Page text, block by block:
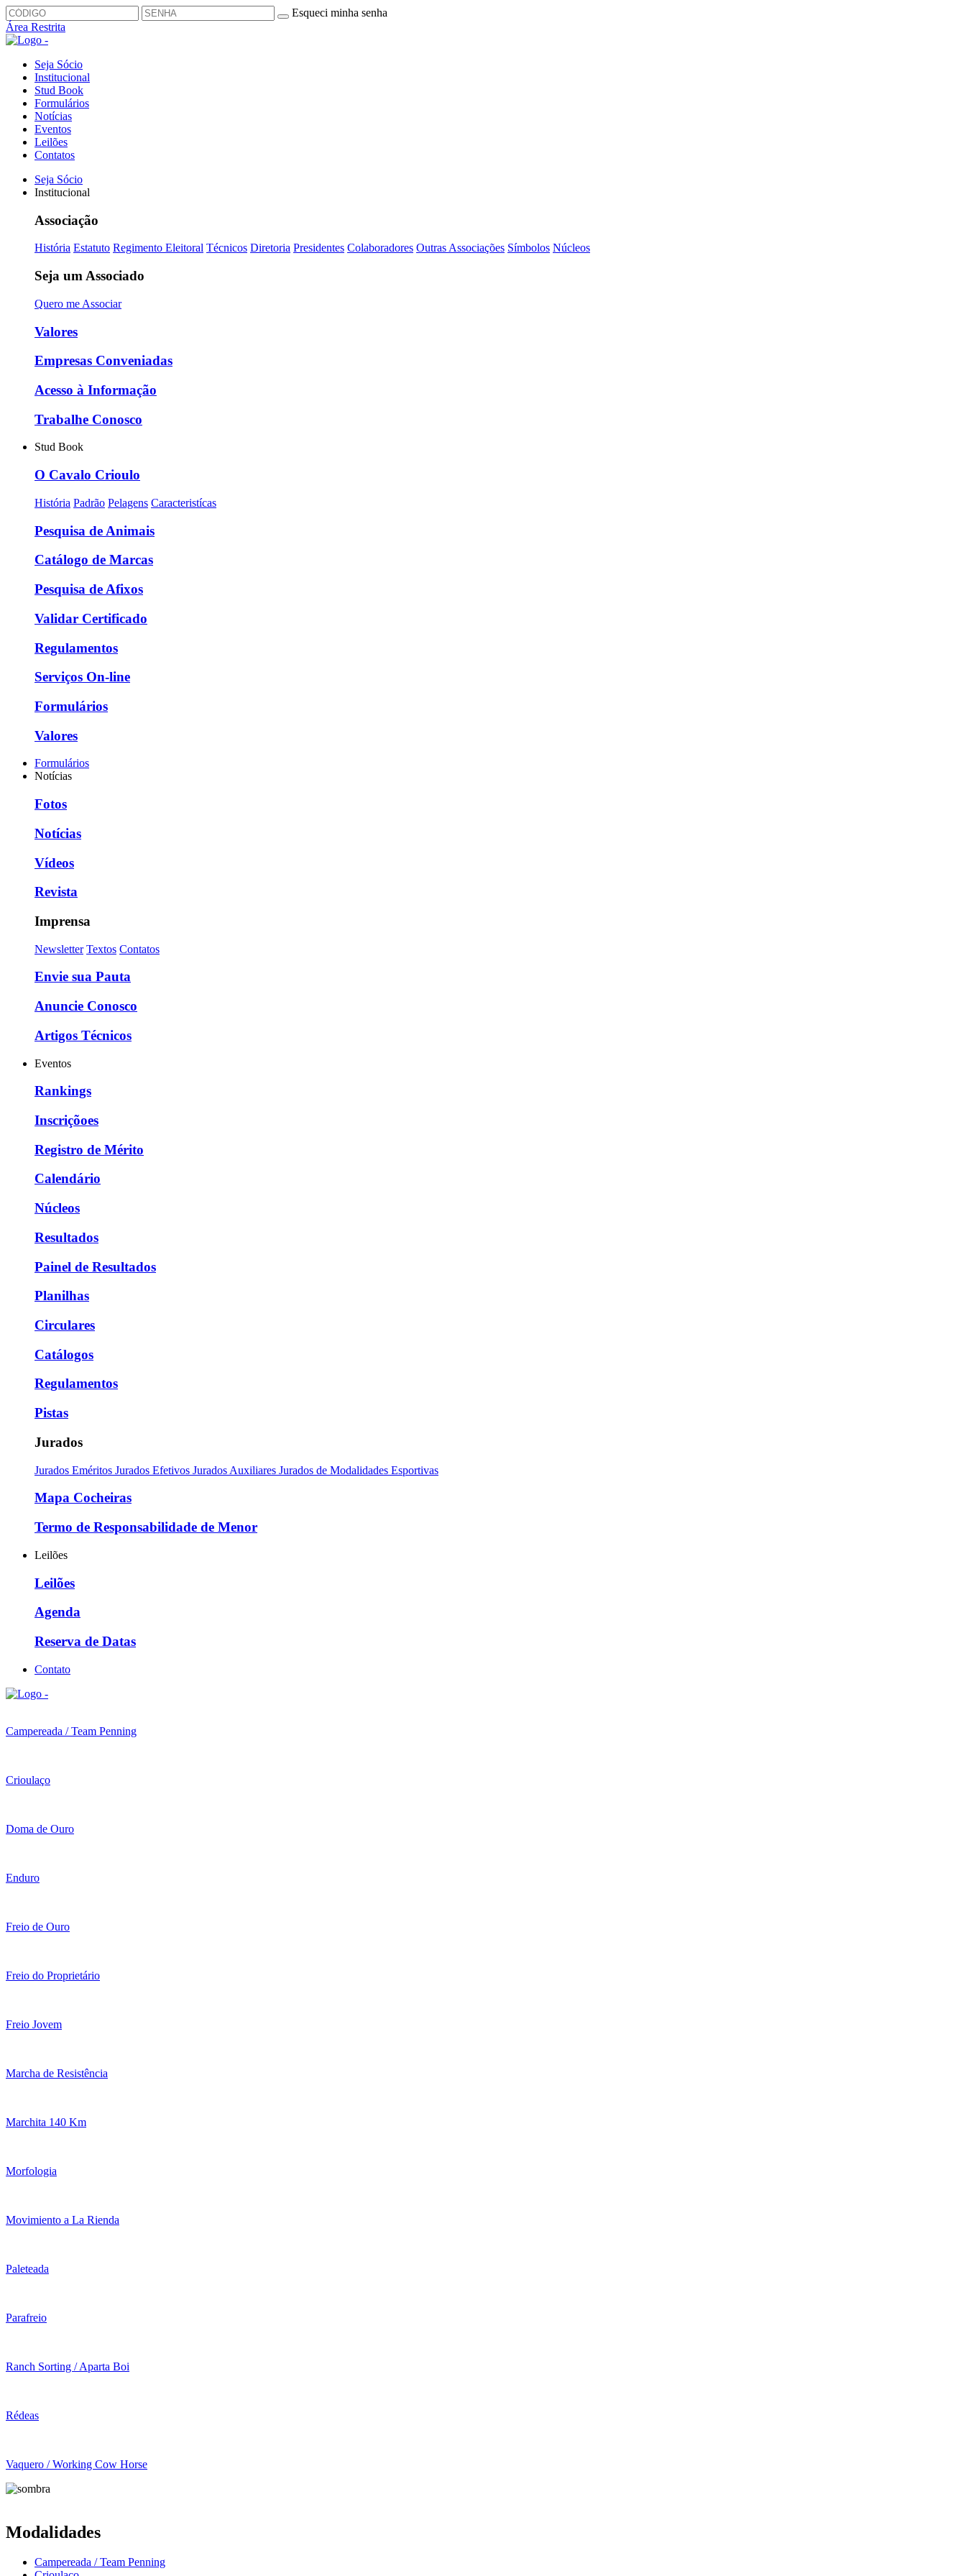
Esqueci minha senha
Área Restrita
Seja Sócio
Institucional
Stud Book
Formulários
Notícias
Eventos
Leilões
Contatos
Seja Sócio
Institucional
Associação
História Estatuto Regimento Eleitoral Técnicos Diretoria Presidentes Colaboradores Outras Associações Símbolos Núcleos
Seja um Associado
Quero me Associar
Valores
Empresas Conveniadas
Acesso à Informação
Trabalhe Conosco
Stud Book
O Cavalo Crioulo
História Padrão Pelagens Caracteristícas
Pesquisa de Animais
Catálogo de Marcas
Pesquisa de Afixos
Validar Certificado
Regulamentos
Serviços On-line
Formulários
Valores
Formulários
Notícias
Fotos
Notícias
Vídeos
Revista
Imprensa
Newsletter Textos Contatos
Envie sua Pauta
Anuncie Conosco
Artigos Técnicos
Eventos
Rankings
Inscriçõoes
Registro de Mérito
Calendário
Núcleos
Resultados
Painel de Resultados
Planilhas
Circulares
Catálogos
Regulamentos
Pistas
Jurados
Jurados Eméritos Jurados Efetivos Jurados Auxiliares Jurados de Modalidades Esportivas
Mapa Cocheiras
Termo de Responsabilidade de Menor
Leilões
Leilões
Agenda
Reserva de Datas
Contato
Campereada / Team Penning
Crioulaço
Doma de Ouro
Enduro
Freio de Ouro
Freio do Proprietário
Freio Jovem
Marcha de Resistência
Marchita 140 Km
Morfologia
Movimiento a La Rienda
Paleteada
Parafreio
Ranch Sorting / Aparta Boi
Rédeas
Vaquero / Working Cow Horse
Modalidades
Campereada / Team Penning